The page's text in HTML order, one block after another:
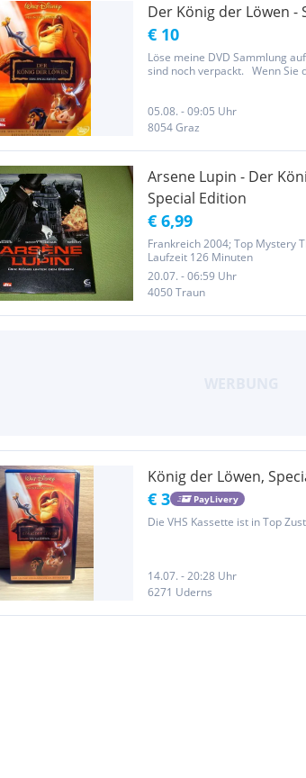
Der König der Löwen -
€ 10
Löse meine DVD Sammlung
sind noch verpackt. Wenn Sie
05.08. - 09:05 Uhr
8054 Graz
Arsene Lupin - Der
Special Edition
€ 6,99
Frankreich 2004; Top Mystery
Laufzeit 126 Minuten
20.07. - 06:59 Uhr
4050 Traun
König der Löwen,
€ 3 PayLivery
Die VHS Kassette ist in Top
14.07. - 20:28 Uhr
6271 Uderns